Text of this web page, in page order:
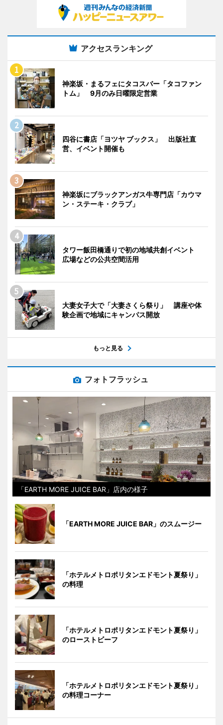
アクセスランキング
神楽坂・まるフェにタコスバー「タコファン
トム」 9月のみ日曜限定営業
四谷に書店「ヨツヤ ブックス」 出版社直
営、イベント開催も
神楽坂にブラックアンガス牛専門店「カウマ
ン・ステーキ・クラブ」
タワー飯田橋通りで初の地域共創イベント
広場などの公共空間活用
大妻女子大で「大妻さくら祭り」 講座や体
験企画で地域にキャンパス開放
もっと見る
フォトフラッシュ
「EARTH MORE JUICE BAR」店内の様子
「EARTH MORE JUICE BAR」のスムージー
「ホテルメトロポリタンエドモント夏祭り」
の料理
「ホテルメトロポリタンエドモント夏祭り」
のローストビーフ
「ホテルメトロポリタンエドモント夏祭り」
の料理コーナー